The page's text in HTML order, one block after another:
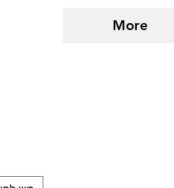
More